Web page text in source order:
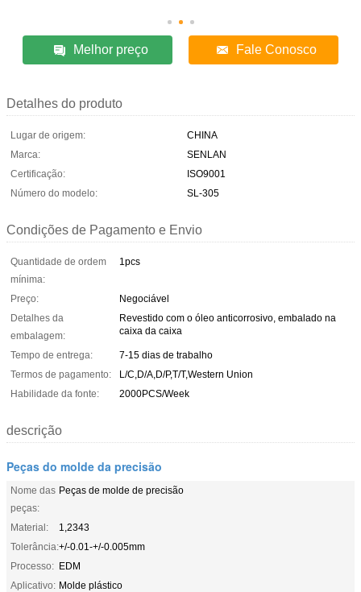
Melhor preço Fale Conosco
Detalhes do produto
Lugar de origem:
CHINA
Marca:
SENLAN
Certificação:
ISO9001
Número do modelo:
SL-305
Condições de Pagamento e Envio
Quantidade de ordem
mínima:
1pcs
Preço:
Negociável
Detalhes da
embalagem:
Revestido com o óleo anticorrosivo, embalado na
caixa da caixa
Tempo de entrega:
7-15 dias de trabalho
Termos de pagamento:
L/C,D/A,D/P,T/T,Western Union
Habilidade da fonte:
2000PCS/Week
descrição
Peças do molde da precisão
Nome das
peças:
Peças de molde de precisão
Material:
1,2343
Tolerância:+/-0.01-+/-0.005mm
Processo: EDM
Aplicativo: Molde plástico